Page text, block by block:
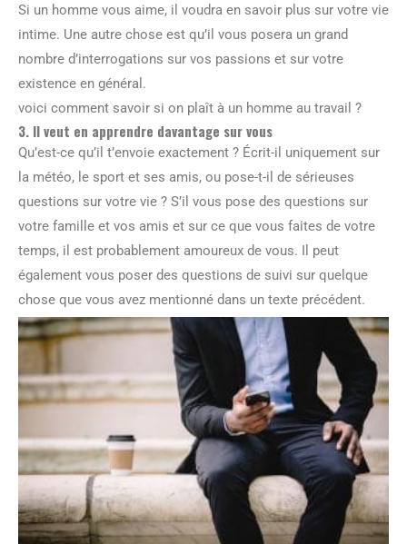
Si un homme vous aime, il voudra en savoir plus sur votre vie
intime. Une autre chose est qu’il vous posera un grand
nombre d’interrogations sur vos passions et sur votre
existence en général.
voici comment savoir si on plaît à un homme au travail ?
3. Il veut en apprendre davantage sur vous
Qu’est-ce qu’il t’envoie exactement ? Écrit-il uniquement sur
la météo, le sport et ses amis, ou pose-t-il de sérieuses
questions sur votre vie ? S’il vous pose des questions sur
votre famille et vos amis et sur ce que vous faites de votre
temps, il est probablement amoureux de vous. Il peut
également vous poser des questions de suivi sur quelque
chose que vous avez mentionné dans un texte précédent.